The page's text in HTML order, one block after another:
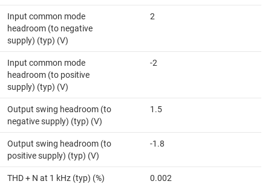
Input common mode
headroom (to negative
supply) (typ) (V)
2
Input common mode
headroom (to positive
supply) (typ) (V)
-2
Output swing headroom (to
negative supply) (typ) (V)
1.5
Output swing headroom (to
positive supply) (typ) (V)
-1.8
THD + N at 1 kHz (typ) (%) 0.002